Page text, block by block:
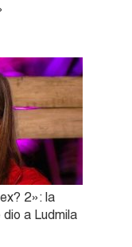
2»: la
a Ludmila